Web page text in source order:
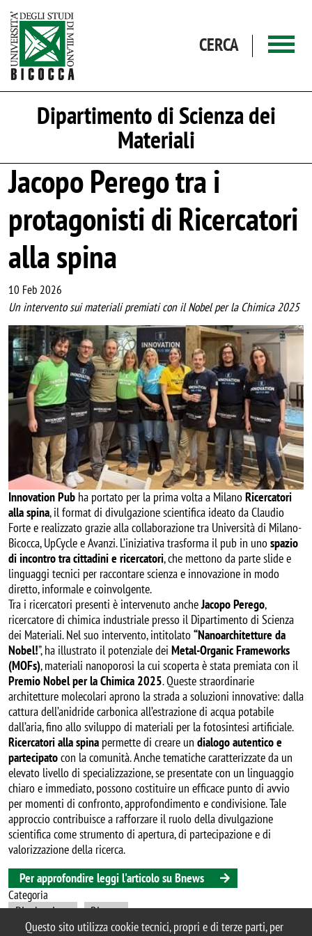
Questo sito utilizza cookie tecnici, propri e di terze parti, per
CERCA
Dipartimento di Scienza dei
Materiali
Jacopo Perego tra i
protagonisti di Ricercatori
alla spina
10 Feb 2026
Un intervento sui materiali premiati con il Nobel per la Chimica 2025
Image
Innovation Pub ha portato per la prima volta a MilanoRicercatori
alla spina, il format di divulgazione scientifica ideato da Claudio
Forte e realizzato grazie alla collaborazione tra Università di Milano-
Bicocca, UpCycle e Avanzi. L’iniziativa trasforma il pub in unospazio
di incontro tra cittadini e ricercatori, che mettono da parte slide e
linguaggi tecnici per raccontare scienza e innovazione in modo
diretto, informale e coinvolgente.
Tra i ricercatori presenti è intervenuto ancheJacopo Perego,
ricercatore di chimica industriale presso il Dipartimento di Scienza
dei Materiali. Nel suo intervento, intitolato“Nanoarchitetture da
Nobel!”, ha illustrato il potenziale dei Metal-Organic Frameworks
(MOFs), materiali nanoporosi la cui scoperta è stata premiata con il
Premio Nobel per la Chimica 2025. Queste straordinarie
architetture molecolari aprono la strada a soluzioni innovative: dalla
cattura dell’anidride carbonica all’estrazione di acqua potabile
dall’aria, fino allo sviluppo di materiali per la fotosintesi artificiale.
Ricercatori alla spina permette di creare un dialogo autentico e
partecipatocon la comunità. Anche tematiche caratterizzate da un
elevato livello di specializzazione, se presentate con un linguaggio
chiaro e immediato, possono costituire un efficace punto di avvio
per momenti di confronto, approfondimento e condivisione. Tale
approccio contribuisce a rafforzare il ruolo della divulgazione
scientifica come strumento di apertura, di partecipazione e di
valorizzazione della ricerca.
Per approfondire leggi l'articolo su Bnews
Categoria
Divulgazione Ricerca